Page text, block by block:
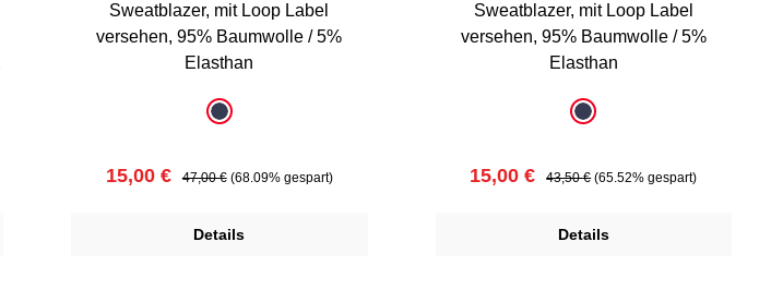
Sweatblazer, mit Loop Label
versehen, 95% Baumwolle / 5%
Elasthan
auswählendunkelblau
Verkaufspreis:
15,00 € Regulärer Preis:
47,00 € (68.09% gespart)
Details
Sweatblazer, mit Loop Label
versehen, 95% Baumwolle / 5%
Elasthan
auswählendunkelblau
Verkaufspreis:
15,00 € Regulärer Preis:
43,50 € (65.52% gespart)
Details